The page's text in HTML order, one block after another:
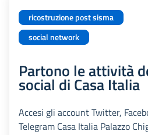
ricostruzione post sisma
social network
Partono le attività
social di Casa Italia
Accesi gli account Twitter,
Telegram Casa Italia Palazzo